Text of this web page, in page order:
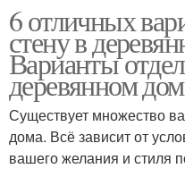
6 отличных
стену в
Варианты
деревянном
Существует множество
дома. Всё зависит от
вашего желания и стиля